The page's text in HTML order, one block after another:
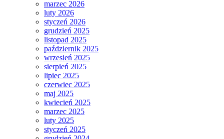
marzec 2026
luty 2026
styczeń 2026
grudzień 2025
listopad 2025
październik 2025
wrzesień 2025
sierpień 2025
lipiec 2025
czerwiec 2025
maj 2025
kwiecień 2025
marzec 2025
luty 2025
styczeń 2025